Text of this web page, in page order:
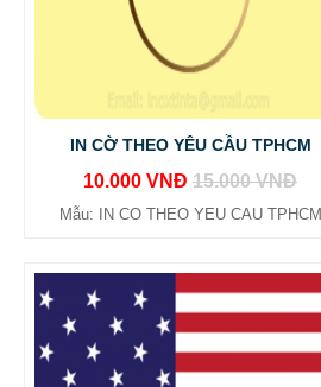
IN CỜ THEO YÊU CẦU TPHCM
10.000 VNĐ 15.000 VNĐ
Mẫu: IN CO THEO YEU CAU TPHCM